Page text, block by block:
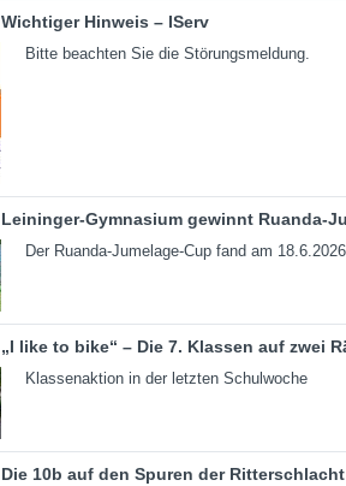
Wichtiger Hinweis – IServ
Bitte beachten Sie die Störungsmeldung.
Leininger-Gymnasium gewinnt Ruanda-
Der Ruanda-Jumelage-Cup fand am
„I like to bike“ – Die 7. Klassen auf zwei
Klassenaktion in der letzten Schulwoche
Die 10b auf den Spuren der